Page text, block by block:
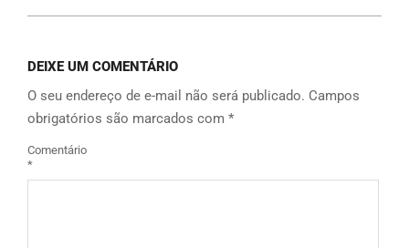
DEIXE UM COMENTÁRIO
O seu endereço de e-mail não será publicado. Campos
obrigatórios são marcados com *
Comentário
*